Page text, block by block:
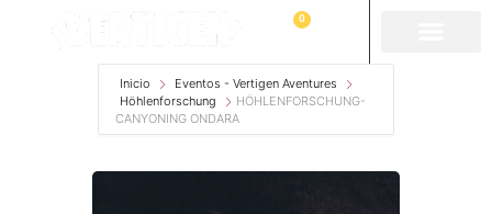
0
Inicio
Eventos - Vertigen Aventures
Höhlenforschung
HÖHLENFORSCHUNG-
CANYONING ONDARA